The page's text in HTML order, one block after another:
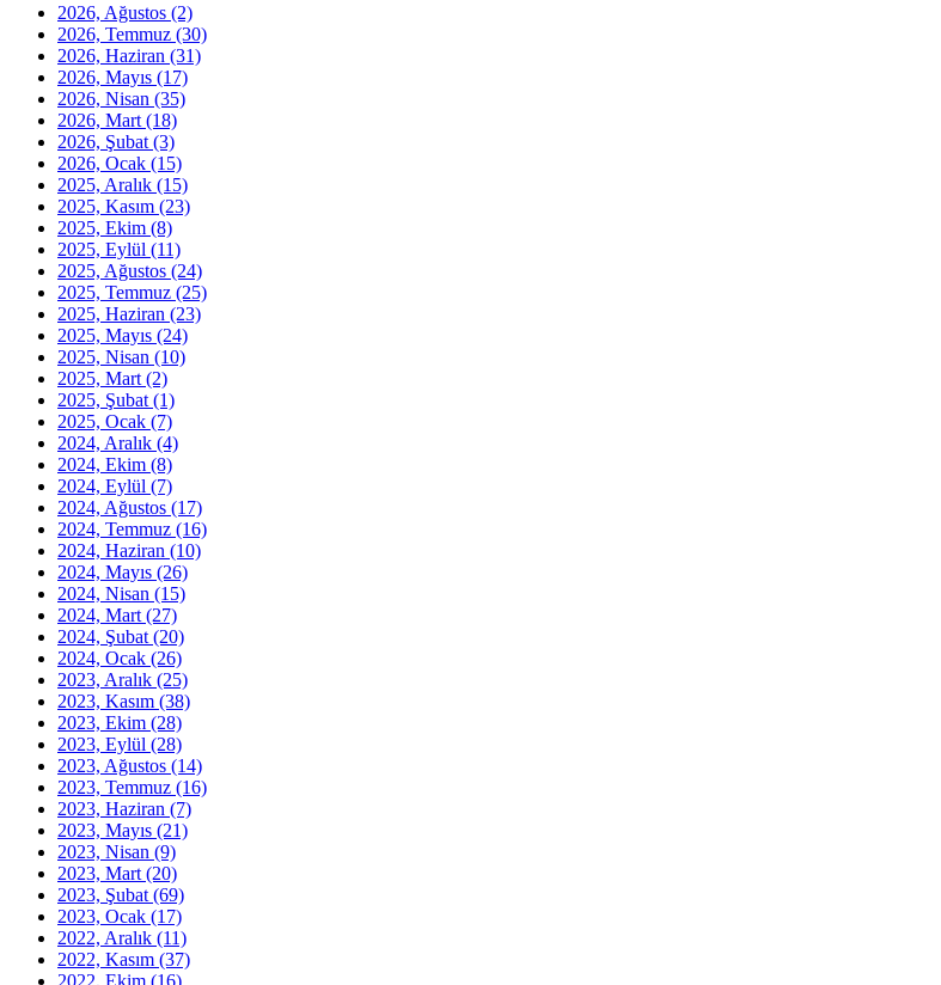
2026, Ağustos (2)
2026, Temmuz (30)
2026, Haziran (31)
2026, Mayıs (17)
2026, Nisan (35)
2026, Mart (18)
2026, Şubat (3)
2026, Ocak (15)
2025, Aralık (15)
2025, Kasım (23)
2025, Ekim (8)
2025, Eylül (11)
2025, Ağustos (24)
2025, Temmuz (25)
2025, Haziran (23)
2025, Mayıs (24)
2025, Nisan (10)
2025, Mart (2)
2025, Şubat (1)
2025, Ocak (7)
2024, Aralık (4)
2024, Ekim (8)
2024, Eylül (7)
2024, Ağustos (17)
2024, Temmuz (16)
2024, Haziran (10)
2024, Mayıs (26)
2024, Nisan (15)
2024, Mart (27)
2024, Şubat (20)
2024, Ocak (26)
2023, Aralık (25)
2023, Kasım (38)
2023, Ekim (28)
2023, Eylül (28)
2023, Ağustos (14)
2023, Temmuz (16)
2023, Haziran (7)
2023, Mayıs (21)
2023, Nisan (9)
2023, Mart (20)
2023, Şubat (69)
2023, Ocak (17)
2022, Aralık (11)
2022, Kasım (37)
2022, Ekim (16)